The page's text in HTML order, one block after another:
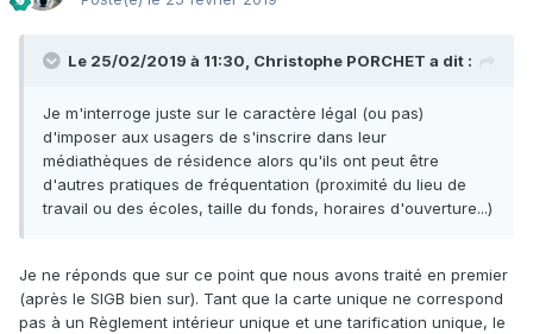
Le 25/02/2019 à 11:30, Christophe PORCHET a dit :
Je m'interroge juste sur le caractère légal (ou pas)
d'imposer aux usagers de s'inscrire dans leur
médiathèques de résidence alors qu'ils ont peut être
d'autres pratiques de fréquentation (proximité du lieu de
travail ou des écoles, taille du fonds, horaires d'ouverture...)
Je ne réponds que sur ce point que nous avons traité en premier
(après le SIGB bien sur). Tant que la carte unique ne correspond
pas à un Règlement intérieur unique et une tarification unique, le